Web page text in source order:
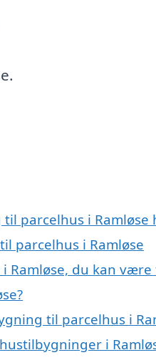
parcelhus i Ramløse
parcelhus i Ramløse
Ramløse, du kan være
til parcelhus i
i